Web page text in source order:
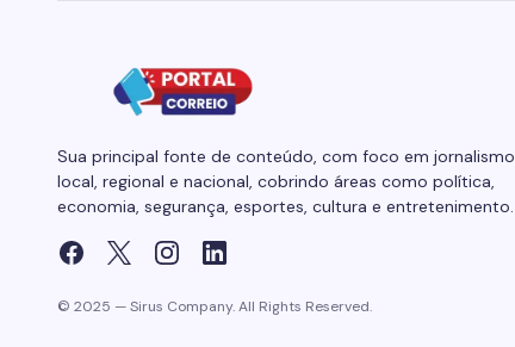
Sua principal fonte de conteúdo, com foco em jornalismo
local, regional e nacional, cobrindo áreas como política,
economia, segurança, esportes, cultura e entretenimento.
© 2025 — Sirus Company. All Rights Reserved.